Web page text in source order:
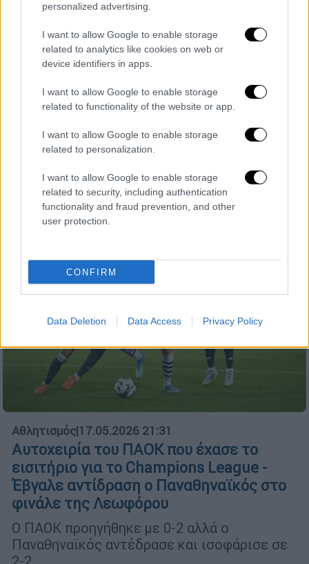
personalized advertising.
I want to allow Google to enable storage
related to analytics like cookies on web or
device identifiers in apps.
I want to allow Google to enable storage
related to functionality of the website or app.
I want to allow Google to enable storage
related to personalization.
I want to allow Google to enable storage
related to security, including authentication
functionality and fraud prevention, and other
user protection.
CONFIRM
Data Deletion Data Access Privacy Policy
Αήττητη η πρωταθλήτρια ΑΕΚ στα
playoffs - Ο Ολυμπιακός στο Champions
League
Το ντέρμπι της Νέας Φιλαδέλφειας έληξε
ισόπαλο 1-1
Αθλητισμός|17.05.2026 21:31
Αυτοχειρία του ΠΑΟΚ που έχασε το
εισιτήριο για το Champions League -
Έβγαλε αντίδραση ο Παναθηναϊκός στο
φινάλε της Λεωφόρου
Ο ΠΑΟΚ προηγήθηκε με 0-2 αλλά ο
Παναθηναϊκός αντέδρασε και ισοφάρισε σε